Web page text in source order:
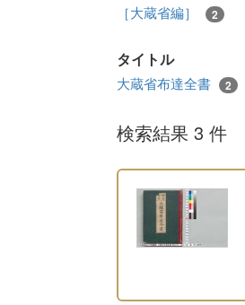
［大蔵省編］ 2
タイトル
大蔵省布達全書 2
検索結果 3 件